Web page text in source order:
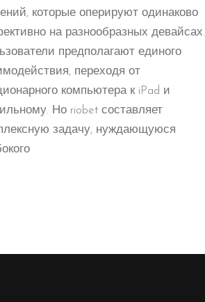
которые оперируют одинаково
на разнообразных девайсах.
предполагают единого
переходя от
компьютера к iPad и
Но riobet составляет
задачу, нуждающуюся